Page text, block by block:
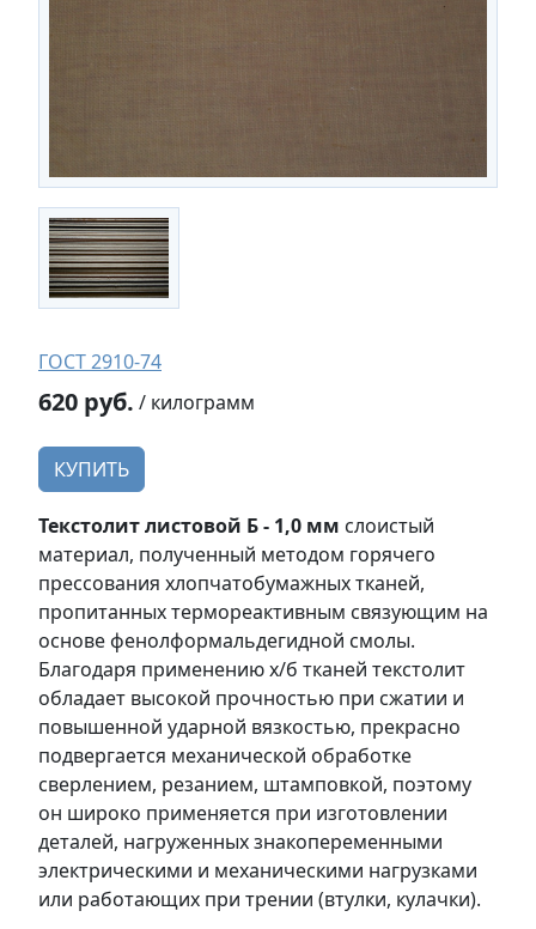
ГОСТ 2910-74
620 руб. / килограмм
КУПИТЬ
Текстолит листовой Б - 1,0 мм слоистый
материал, полученный методом горячего
прессования хлопчатобумажных тканей,
пропитанных термореактивным связующим на
основе фенолформальдегидной смолы.
Благодаря применению х/б тканей текстолит
обладает высокой прочностью при сжатии и
повышенной ударной вязкостью, прекрасно
подвергается механической обработке
сверлением, резанием, штамповкой, поэтому
он широко применяется при изготовлении
деталей, нагруженных знакопеременными
электрическими и механическими нагрузками
или работающих при трении (втулки, кулачки).